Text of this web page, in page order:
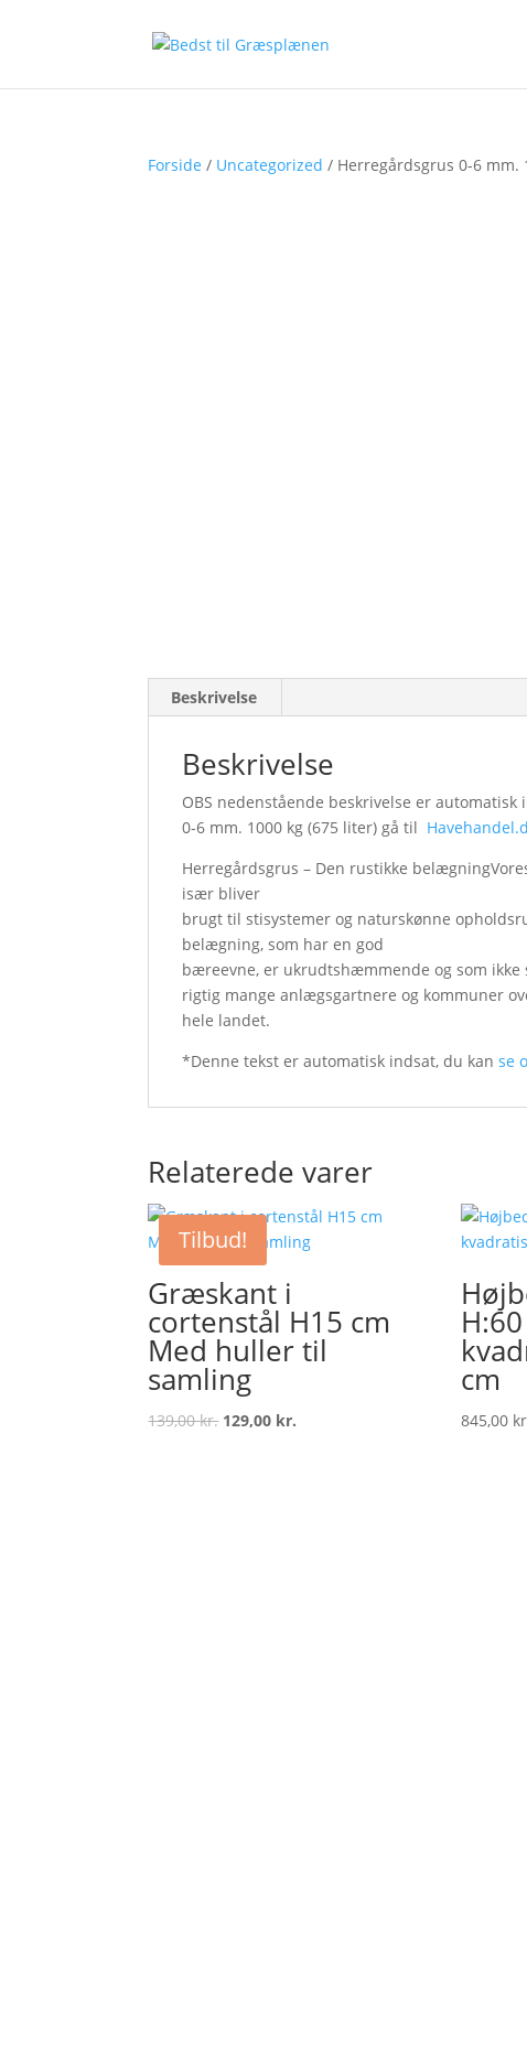
Forside / Uncategorized / Herregårdsgrus 0-6 mm.
Beskrivelse
Beskrivelse
OBS nedenstående beskrivelse er
0-6 mm. 1000 kg (675 liter) gå til
Herregårdsgrus – Den rustikke
især bliver
brugt til stisystemer og naturskønne
belægning, som har en god
bæreevne, er ukrudtshæmmende og som
rigtig mange anlægsgartnere og kommuner
hele landet.
*Denne tekst er automatisk indsat, du kanse
Relaterede varer
Tilbud!
Græskant i
cortenstål H15 cm
Med huller til
samling
139,00kr. Original
129,00 kr.
cm
845,00